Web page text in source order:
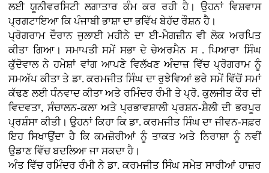
ਲਈ ਯੂਨੀਵਰਸਿਟੀ ਲਗਾਤਾਰ ਕੰਮ ਕਰ ਰਹੀ ਹੈ। ਉਹਨਾਂ ਵਿਸ਼ਵਾਸ
ਪ੍ਰਗਟਾਇਆ ਕਿ ਪੰਜਾਬੀ ਭਾਸ਼ਾ ਦਾ ਭਵਿੱਖ ਬੇਹੱਦ ਰੌਸ਼ਨ ਹੈ।
ਪ੍ਰੋਗਰਾਮ ਦੌਰਾਨ ਜੁਲਾਈ ਮਹੀਨੇ ਦਾ ਈ-ਮੈਗਜ਼ੀਨ ਵੀ ਲੋਕ ਅਰਪਿਤ
ਕੀਤਾ ਗਿਆ। ਸਮਾਪਤੀ ਸਮੇਂ ਸਭਾ ਦੇ ਚੇਅਰਮੈਨ ਸ . ਪਿਆਰਾ ਸਿੰਘ
ਕੁੱਦੋਵਾਲ ਨੇ ਹਮੇਸ਼ਾਂ ਵਾਂਗ ਆਪਣੇ ਵਿਲੱਖਣ ਅੰਦਾਜ਼ ਵਿੱਚ ਪ੍ਰੋਗਰਾਮ ਨੂੰ
ਸਮਅੱਪ ਕੀਤਾ ਤੇ ਡਾ. ਕਰਮਜੀਤ ਸਿੰਘ ਦਾ ਰੁਝੇਵਿਆਂ ਭਰੇ ਸਮੇਂ ਵਿੱਚੋਂ ਸਮਾਂ
ਕੱਢਣ ਲਈ ਧੰਨਵਾਦ ਕੀਤਾ ਅਤੇ ਰਮਿੰਦਰ ਰੰਮੀ ਤੇ ਪ੍ਰੋ. ਕੁਲਜੀਤ ਕੌਰ ਦੀ
ਵਿਦਵਤਾ, ਸੰਚਾਲਨ-ਕਲਾ ਅਤੇ ਪ੍ਰਭਾਵਸ਼ਾਲੀ ਪ੍ਰਸ਼ਨ-ਸ਼ੈਲੀ ਦੀ ਭਰਪੂਰ
ਪ੍ਰਸ਼ੰਸਾ ਕੀਤੀ। ਉਹਨਾਂ ਕਿਹਾ ਕਿ ਡਾ. ਕਰਮਜੀਤ ਸਿੰਘ ਦਾ ਜੀਵਨ-ਸਫ਼ਰ
ਇਹ ਸਿਖਾਉਂਦਾ ਹੈ ਕਿ ਕਮਜ਼ੋਰੀਆਂ ਨੂੰ ਤਾਕਤ ਅਤੇ ਨਿਰਾਸ਼ਾ ਨੂੰ ਨਵੀਂ
ਉਡਾਣ ਵਿੱਚ ਬਦਲਿਆ ਜਾ ਸਕਦਾ ਹੈ।
ਅੰਤ ਵਿੱਚ ਰਮਿੰਦਰ ਰੰਮੀ ਨੇ ਡਾ. ਕਰਮਜੀਤ ਸਿੰਘ ਸਮੇਤ ਸਾਰੀਆਂ ਹਾਜ਼ਰ